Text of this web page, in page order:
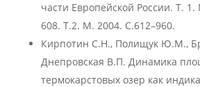
части Европейской России. Т.
608. Т.2. М. 2004. С.612–960.
Кирпотин С.Н., Полищук Ю.М.,
Днепровская В.П. Динамика
термокарстовых озер как